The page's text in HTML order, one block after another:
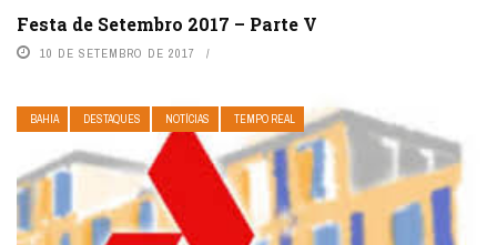
Festa de Setembro 2017 – Parte V
10 DE SETEMBRO DE 2017
BAHIA DESTAQUES NOTÍCIAS TEMPO REAL